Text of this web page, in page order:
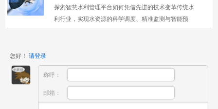
探索智慧水利管理平台如何凭借先进的技术变革传统水
利行业，实现水资源的科学调度、精准监测与智能预
您好！ 请登录
称呼：
邮箱：